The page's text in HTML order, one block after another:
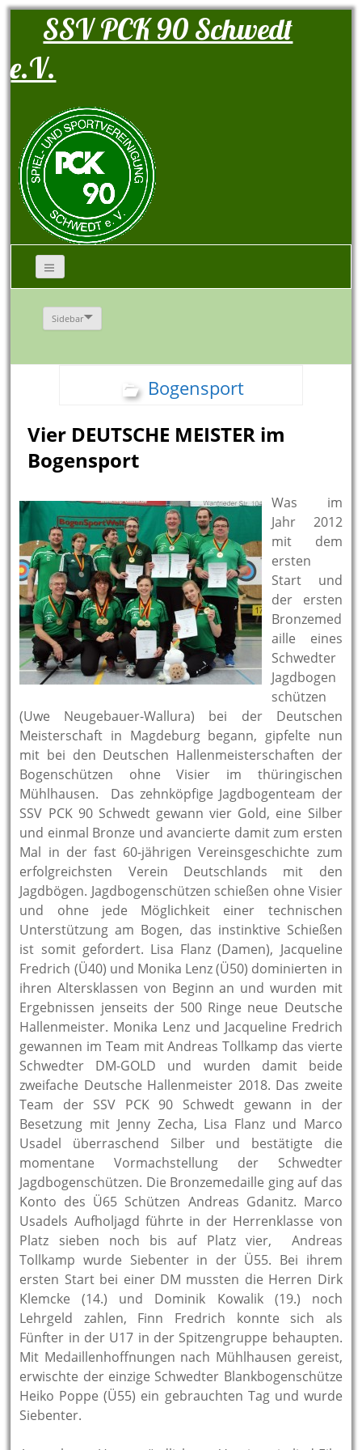
SSV PCK 90 Schwedt
e.V.
Sidebar
Bogensport
Vier DEUTSCHE MEISTER im
Bogensport
Was im
Jahr 2012
mit dem
ersten
Start und
der ersten
Bronzemed
aille eines
Schwedter
Jagdbogen
schützen
(Uwe Neugebauer-Wallura) bei der Deutschen
Meisterschaft in Magdeburg begann, gipfelte nun
mit bei den Deutschen Hallenmeisterschaften der
Bogenschützen ohne Visier im thüringischen
Mühlhausen. Das zehnköpfige Jagdbogenteam der
SSV PCK 90 Schwedt gewann vier Gold, eine Silber
und einmal Bronze und avancierte damit zum ersten
Mal in der fast 60-jährigen Vereinsgeschichte zum
erfolgreichsten Verein Deutschlands mit den
Jagdbögen. Jagdbogenschützen schießen ohne Visier
und ohne jede Möglichkeit einer technischen
Unterstützung am Bogen, das instinktive Schießen
ist somit gefordert. Lisa Flanz (Damen), Jacqueline
Fredrich (Ü40) und Monika Lenz (Ü50) dominierten in
ihren Altersklassen von Beginn an und wurden mit
Ergebnissen jenseits der 500 Ringe neue Deutsche
Hallenmeister. Monika Lenz und Jacqueline Fredrich
gewannen im Team mit Andreas Tollkamp das vierte
Schwedter DM-GOLD und wurden damit beide
zweifache Deutsche Hallenmeister 2018. Das zweite
Team der SSV PCK 90 Schwedt gewann in der
Besetzung mit Jenny Zecha, Lisa Flanz und Marco
Usadel überraschend Silber und bestätigte die
momentane Vormachstellung der Schwedter
Jagdbogenschützen. Die Bronzemedaille ging auf das
Konto des Ü65 Schützen Andreas Gdanitz. Marco
Usadels Aufholjagd führte in der Herrenklasse von
Platz sieben noch bis auf Platz vier, Andreas
Tollkamp wurde Siebenter in der Ü55. Bei ihrem
ersten Start bei einer DM mussten die Herren Dirk
Klemcke (14.) und Dominik Kowalik (19.) noch
Lehrgeld zahlen, Finn Fredrich konnte sich als
Fünfter in der U17 in der Spitzengruppe behaupten.
Mit Medaillenhoffnungen nach Mühlhausen gereist,
erwischte der einzige Schwedter Blankbogenschütze
Heiko Poppe (Ü55) ein gebrauchten Tag und wurde
Siebenter.